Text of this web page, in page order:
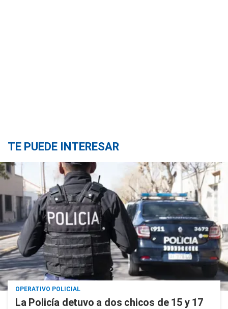
TE PUEDE INTERESAR
OPERATIVO POLICIAL
La Policía detuvo a dos chicos de 15 y 17